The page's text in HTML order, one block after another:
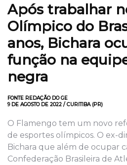
Após trabalhar
Olímpico do
anos, Bichara
função na
negra
FONTE REDAÇÃO DO GE
9 DE AGOSTO DE 2022 / CURITIBA (PR)
O Flamengo tem um novo
de esportes olímpicos. O ex-
Bichara que além de ocupar
Confederação Brasileira de